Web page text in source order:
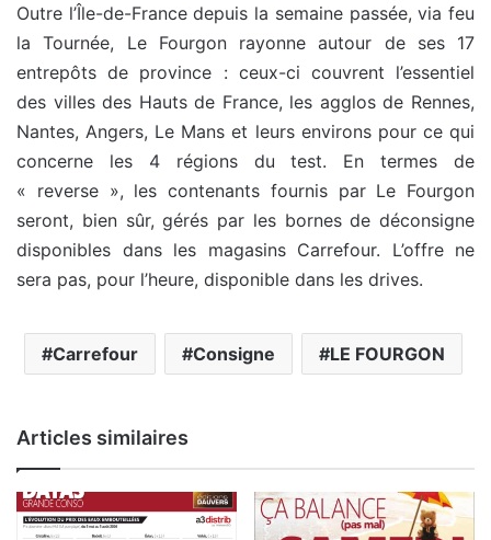
Outre l’Île-de-France depuis la semaine passée, via feu
la Tournée, Le Fourgon rayonne autour de ses 17
entrepôts de province : ceux-ci couvrent l’essentiel
des villes des Hauts de France, les agglos de Rennes,
Nantes, Angers, Le Mans et leurs environs pour ce qui
concerne les 4 régions du test. En termes de
« reverse », les contenants fournis par Le Fourgon
seront, bien sûr, gérés par les bornes de déconsigne
disponibles dans les magasins Carrefour. L’offre ne
sera pas, pour l’heure, disponible dans les drives.
Carrefour Consigne LE FOURGON
Articles similaires